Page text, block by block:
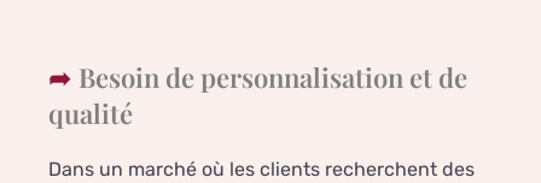
Besoin de personnalisation et de
qualité
Dans un marché où les clients recherchent des